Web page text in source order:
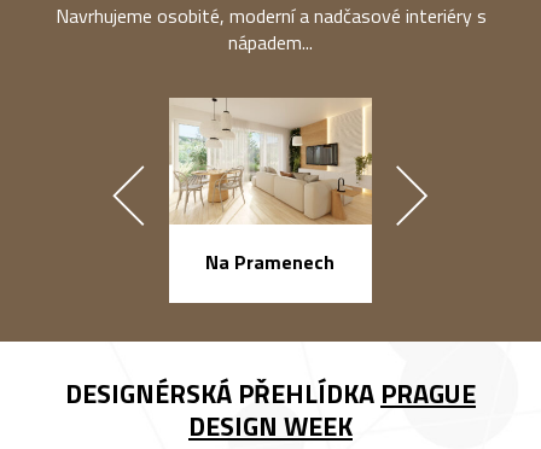
Navrhujeme osobité, moderní a nadčasové interiéry s
nápadem...
Na Pramenech
DESIGNÉRSKÁ PŘEHLÍDKA PRAGUE
DESIGN WEEK